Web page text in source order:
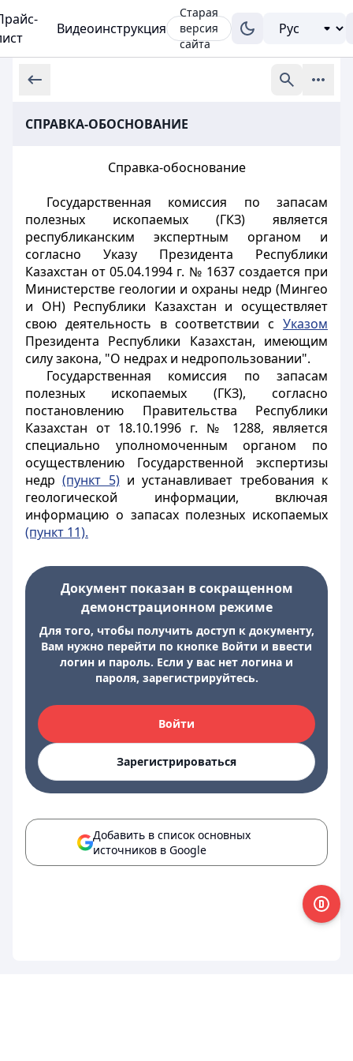
Видеоинструкция
Старая
версия
сайта
СПРАВКА-ОБОСНОВАНИЕ
Справка-обоснование
Государственная комиссия по запасам
полезных ископаемых (ГКЗ) является
республиканским экспертным органом и
согласно Указу Президента Республики
Казахстан от 05.04.1994 г. № 1637 создается при
Министерстве геологии и охраны недр (Мингео
и ОН) Республики Казахстан и осуществляет
свою деятельность в соответствии с Указом
Президента Республики Казахстан, имеющим
силу закона, "О недрах и недропользовании".
Государственная комиссия по запасам
полезных ископаемых (ГКЗ), согласно
постановлению Правительства Республики
Казахстан от 18.10.1996 г. № 1288, является
специально уполномоченным органом по
осуществлению Государственной экспертизы
недр(пункт 5)и устанавливает требования к
геологической информации, включая
информацию о запасах полезных ископаемых
(пункт 11).
Документ показан в сокращенном
демонстрационном режиме
Для того, чтобы получить доступ к документу,
Вам нужно перейти по кнопке Войти и ввести
логин и пароль. Если у вас нет логина и
пароля, зарегистрируйтесь.
Войти
Зарегистрироваться
Добавить в список основных
источников в Google